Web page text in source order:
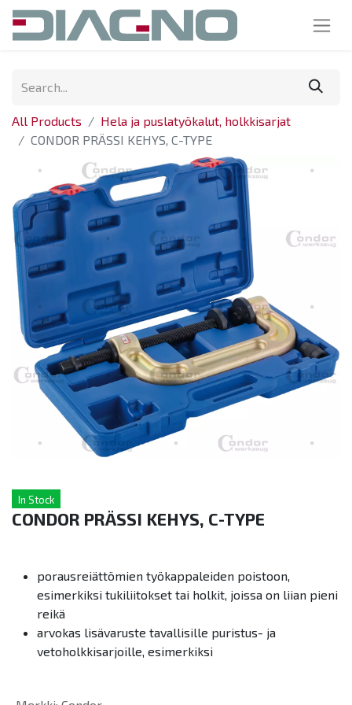
All Products
Hela ja puslatyökalut, holkkisarjat
CONDOR PRÄSSI KEHYS, C-TYPE
In Stock
CONDOR PRÄSSI KEHYS, C-TYPE
porausreiättömien työkappaleiden poistoon,
esimerkiksi tukiliitokset tai holkit, joissa on liian pieni
reikä
arvokas lisävaruste tavallisille puristus- ja
vetoholkkisarjoille, esimerkiksi